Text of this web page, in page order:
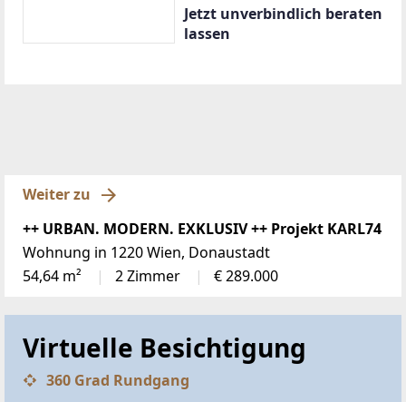
Jetzt unverbindlich beraten
lassen
Weiter zu
++ URBAN. MODERN. EXKLUSIV ++ Projekt KARL74
Wohnung in 1220 Wien, Donaustadt
54,64 m²
2 Zimmer € 289.000
Virtuelle Besichtigung
360 Grad Rundgang